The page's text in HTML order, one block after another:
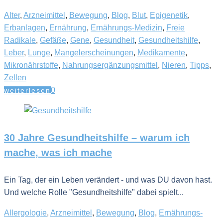
Alter, Arzneimittel , Bewegung, Blog, Blut, Epigenetik,
Erbanlagen, Ernährung, Ernährungs-Medizin, Freie
Radikale, Gefäße, Gene, Gesundheit, Gesundheitshilfe,
Leber, Lunge, Mangelerscheinungen, Medikamente,
Mikronährstoffe, Nahrungsergänzungsmittel , Nieren, Tipps,
Zellen
weiterlesen0
30 Jahre Gesundheitshilfe – warum ich
mache, was ich mache
Ein Tag, der ein Leben verändert - und was DU davon hast.
Und welche Rolle "Gesundheitshilfe" dabei spielt...
Allergologie, Arzneimittel , Bewegung, Blog, Ernährungs-